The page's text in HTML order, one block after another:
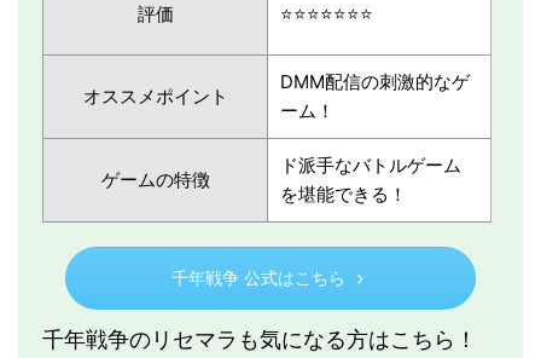
評価 ⭐️⭐️⭐️⭐️⭐️⭐️⭐️
オススメポイント
DMM配信の刺激的なゲ
ーム！
ゲームの特徴
ド派手なバトルゲーム
を堪能できる！
千年戦争 公式はこちら
千年戦争のリセマラも気になる方はこちら！